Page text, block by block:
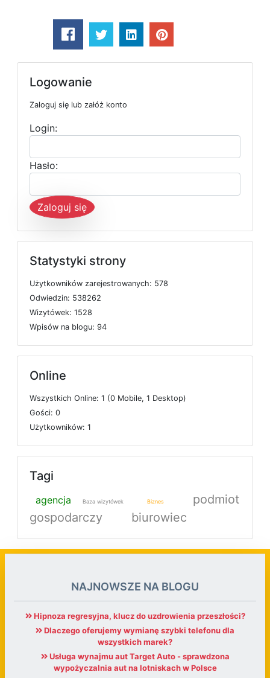
Logowanie
Zaloguj się lub załóż konto
Login:
Hasło:
Zaloguj się
Statystyki strony
Użytkowników zarejestrowanych: 578
Odwiedzin: 538262
Wizytówek: 1528
Wpisów na blogu: 94
Online
Wszystkich Online: 1 (0 Mobile, 1 Desktop)
Gości: 0
Użytkowników: 1
Tagi
agencja Baza wizytówek Biznes
podmiot
gospodarczy
biurowiec
NAJNOWSZE NA BLOGU
Hipnoza regresyjna, klucz do uzdrowienia przeszłości?
Dlaczego oferujemy wymianę szybki telefonu dla
wszystkich marek?
Usługa wynajmu aut Target Auto - sprawdzona
wypożyczalnia aut na lotniskach w Polsce